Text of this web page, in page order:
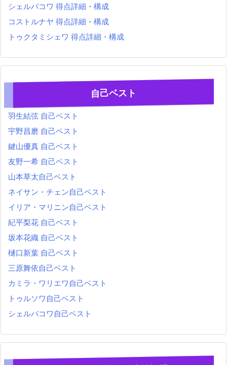
シェルバコワ 得点詳細・構成
コストルナヤ 得点詳細・構成
トゥクタミシェワ 得点詳細・構成
自己ベスト
羽生結弦 自己ベスト
宇野昌磨 自己ベスト
鍵山優真 自己ベスト
友野一希 自己ベスト
山本草太自己ベスト
ネイサン・チェン自己ベスト
イリア・マリニン自己ベスト
紀平梨花 自己ベスト
坂本花織 自己ベスト
樋口新葉 自己ベスト
三原舞依自己ベスト
カミラ・ワリエワ自己ベスト
トゥルソワ自己ベスト
シェルバコワ自己ベスト